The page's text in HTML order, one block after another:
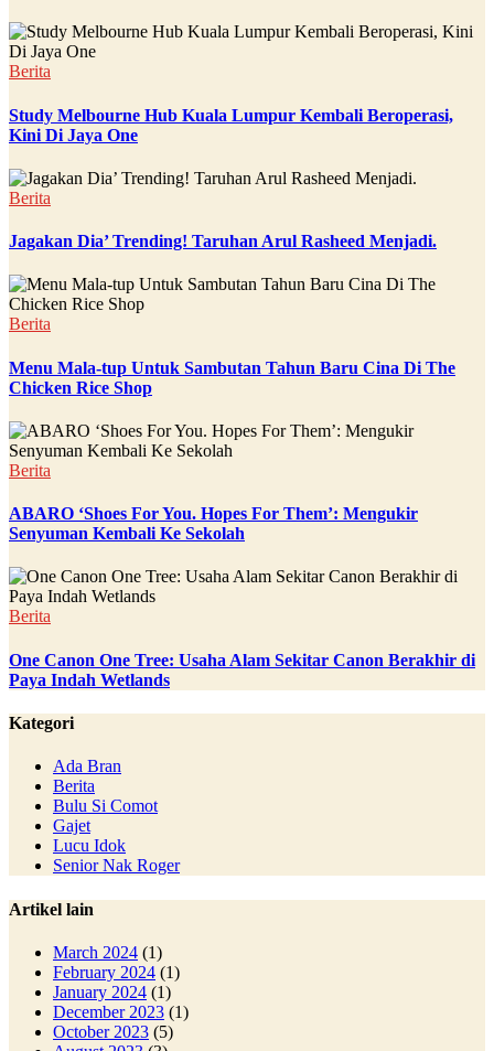
Berita
Study Melbourne Hub Kuala Lumpur Kembali Beroperasi,
Kini Di Jaya One
Berita
Jagakan Dia’ Trending! Taruhan Arul Rasheed Menjadi.
Berita
Menu Mala-tup Untuk Sambutan Tahun Baru Cina Di The
Chicken Rice Shop
Berita
ABARO ‘Shoes For You. Hopes For Them’: Mengukir
Senyuman Kembali Ke Sekolah
Berita
One Canon One Tree: Usaha Alam Sekitar Canon Berakhir di
Paya Indah Wetlands
Kategori
Ada Bran
Berita
Bulu Si Comot
Gajet
Lucu Idok
Senior Nak Roger
Artikel lain
March 2024 (1)
February 2024 (1)
January 2024 (1)
December 2023 (1)
October 2023 (5)